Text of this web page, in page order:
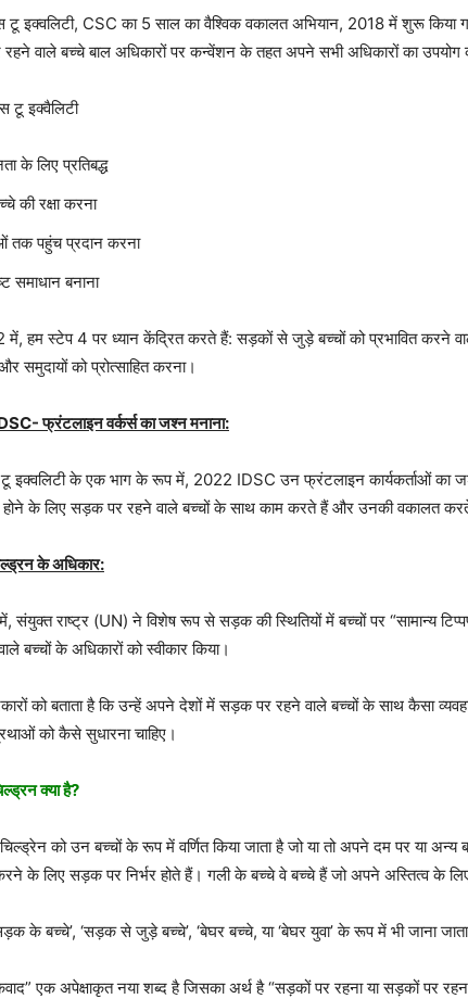
टू इक्वलिटी, CSC का 5 साल का वैश्विक वकालत अभियान, 2018 में शुरू किया
वाले बच्चे बाल अधिकारों पर कन्वेंशन के तहत अपने सभी अधिकारों का
टू इक्वैलिटी
के लिए प्रतिबद्ध
की रक्षा करना
तक पहुंच प्रदान करना
समाधान बनाना
हम स्टेप 4 पर ध्यान केंद्रित करते हैं: सड़कों से जुड़े बच्चों को प्रभावित करने
समुदायों को प्रोत्साहित करना।
फ्रंटलाइन वर्कर्स का जश्न मनाना:
इक्वलिटी के एक भाग के रूप में, 2022 IDSC उन फ्रंटलाइन कार्यकर्ताओं का
होने के लिए सड़क पर रहने वाले बच्चों के साथ काम करते हैं और उनकी वकालत
के अधिकार:
संयुक्त राष्ट्र (UN) ने विशेष रूप से सड़क की स्थितियों में बच्चों पर “सामान्य
बच्चों के अधिकारों को स्वीकार किया।
को बताता है कि उन्हें अपने देशों में सड़क पर रहने वाले बच्चों के साथ कैसा
को कैसे सुधारना चाहिए।
क्या है?
को उन बच्चों के रूप में वर्णित किया जाता है जो या तो अपने दम पर या
के लिए सड़क पर निर्भर होते हैं। गली के बच्चे वे बच्चे हैं जो अपने अस्तित्व के
के बच्चे’, ‘सड़क से जुड़े बच्चे’, ‘बेघर बच्चे, या ‘बेघर युवा’ के रूप में भी जाना
एक अपेक्षाकृत नया शब्द है जिसका अर्थ है “सड़कों पर रहना या सड़कों पर